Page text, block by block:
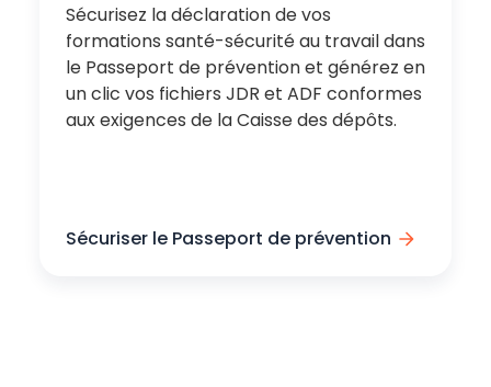
Sécurisez la déclaration de vos
formations santé-sécurité au travail dans
le Passeport de prévention et générez en
un clic vos fichiers JDR et ADF conformes
aux exigences de la Caisse des dépôts.
Sécuriser le Passeport de prévention